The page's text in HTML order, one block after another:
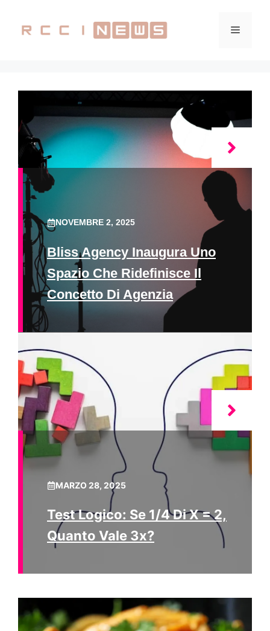
contenuto
Menu
NOVEMBRE 2, 2025
Bliss Agency Inaugura Uno
Spazio Che Ridefinisce Il
Concetto Di Agenzia
MARZO 28, 2025
Test Logico: Se 1/4 Di X = 2,
Quanto Vale 3x?